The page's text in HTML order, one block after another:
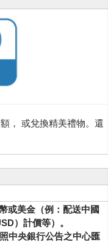
， 或兌換精美禮物。還
或美金（例：配送中國
）計價等）。
中央銀行公告之中心匯